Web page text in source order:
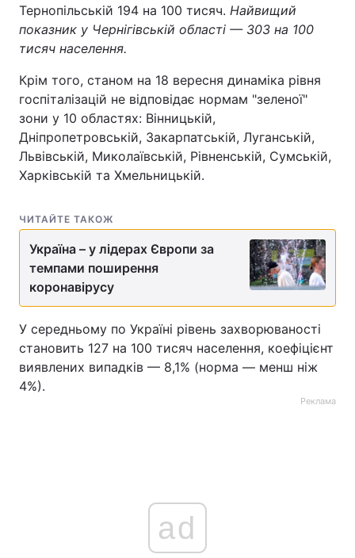
Інтерв'ю Думки
Контакти
Послуги
Тема оформлення
Тернопільській 194 на 100 тисяч. Найвищий
показник у Чернігівській області — 303 на 100
тисяч населення.
Крім того, станом на 18 вересня динаміка рівня
госпіталізацій не відповідає нормам "зеленої"
зони у 10 областях: Вінницькій,
Дніпропетровській, Закарпатській, Луганській,
Львівській, Миколаївській, Рівненській, Сумській,
Харківській та Хмельницькій.
ЧИТАЙТЕ ТАКОЖ
Україна – у лідерах Європи за
темпами поширення
коронавірусу
У середньому по Україні рівень захворюваності
становить 127 на 100 тисяч населення, коефіцієнт
виявлених випадків — 8,1% (норма — менш ніж
4%).
Реклама
ad